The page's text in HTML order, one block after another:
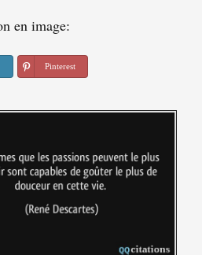
en image:
Pinterest